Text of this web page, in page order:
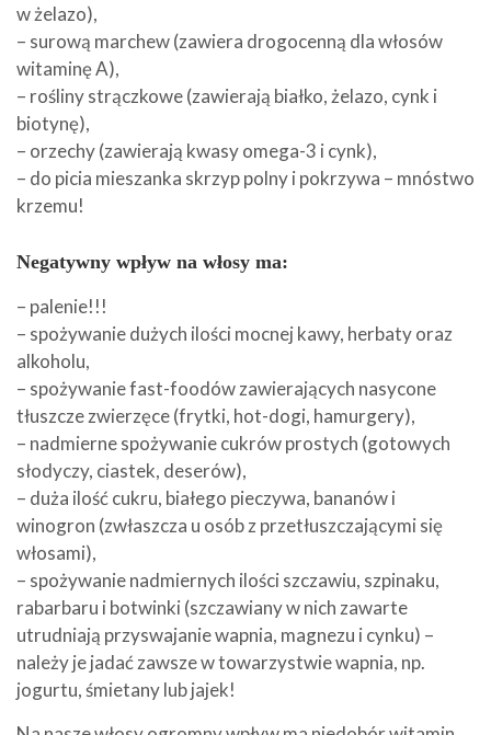
w żelazo),
– surową marchew (zawiera drogocenną dla włosów
witaminę A),
– rośliny strączkowe (zawierają białko, żelazo, cynk i
biotynę),
– orzechy (zawierają kwasy omega-3 i cynk),
– do picia mieszanka skrzyp polny i pokrzywa – mnóstwo
krzemu!
Negatywny wpływ na włosy ma:
– palenie!!!
– spożywanie dużych ilości mocnej kawy, herbaty oraz
alkoholu,
– spożywanie fast-foodów zawierających nasycone
tłuszcze zwierzęce (frytki, hot-dogi, hamurgery),
– nadmierne spożywanie cukrów prostych (gotowych
słodyczy, ciastek, deserów),
– duża ilość cukru, białego pieczywa, bananów i
winogron (zwłaszcza u osób z przetłuszczającymi się
włosami),
– spożywanie nadmiernych ilości szczawiu, szpinaku,
rabarbaru i botwinki (szczawiany w nich zawarte
utrudniają przyswajanie wapnia, magnezu i cynku) –
należy je jadać zawsze w towarzystwie wapnia, np.
jogurtu, śmietany lub jajek!